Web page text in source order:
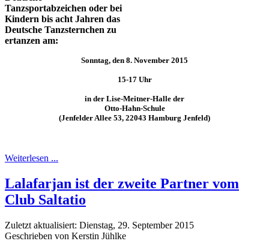
Tanzsportabzeichen oder bei
Kindern bis acht Jahren das
Deutsche Tanzsternchen zu
ertanzen am:
Sonntag, den 8. November 2015
15-17 Uhr
in der Lise-Meitner-Halle der
Otto-Hahn-Schule
(Jenfelder Allee 53, 22043 Hamburg Jenfeld)
Weiterlesen ...
Lalafarjan ist der zweite Partner vom
Club Saltatio
Zuletzt aktualisiert: Dienstag, 29. September 2015
Geschrieben von Kerstin Jühlke